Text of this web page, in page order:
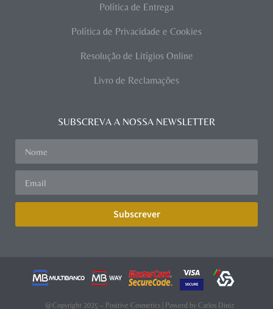
Política de Entrega
Política de Privacidade e Cookies
Resolução de Litígios Online
Livro de Reclamações
SUBSCREVA A NOSSA NEWSLETTER
Subscrever
@Copyright 2025 – Positive Cosmetics | Powerd by Carlos Diniz